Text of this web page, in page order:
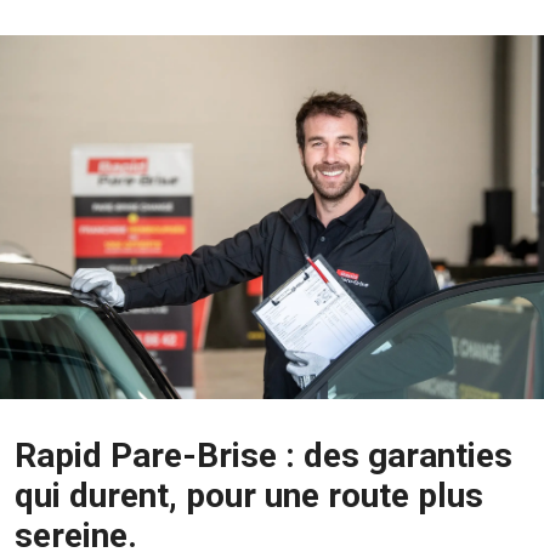
Rapid Pare-Brise : des garanties
qui durent, pour une route plus
sereine.